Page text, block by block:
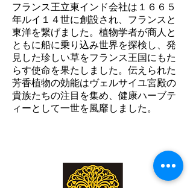
フランス王立東インド会社は１６６５
年ルイ１４世に創設され、フランスと
東洋を繋げました。植物学者が商人と
ともに船に乗り込み世界を探検し、発
見した珍しい草をフランス王国にもた
らす使命を果たしました。伝えられた
芳香植物の効能はヴェルサイユ宮殿の
貴族たちの注目を集め、健康ハーブテ
ィーとして一世を風靡しました。